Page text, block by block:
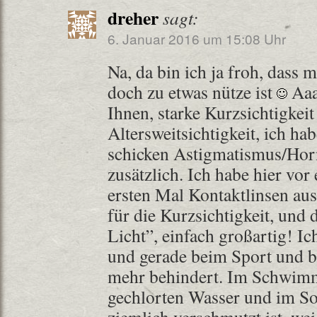
drehersagt:
6. Januar 2016 um 15:08 Uhr
Na, da bin ich ja froh, dass
doch zu etwas nütze ist
Ihnen, starke
Altersweitsichtigkeit, ich
schicken Astigmatismus/
zusätzlich. Ich habe hier vor
ersten Mal Kontaktlinsen
für die Kurzsichtigkeit, und
Licht”, einfach großartig!
und gerade beim Sport und
mehr behindert. Im
gechlorten Wasser und im